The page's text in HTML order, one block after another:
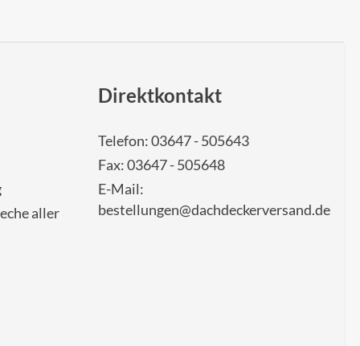
aller
Direktkontakt
Telefon: 03647 - 505643
Fax: 03647 - 505648
E-Mail:
bestellungen@dachdeckerversand.de